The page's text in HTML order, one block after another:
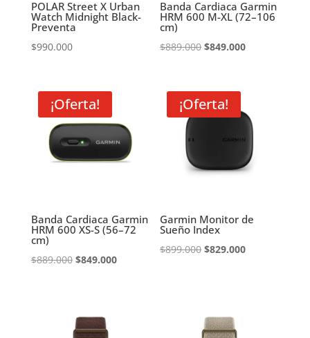
POLAR Street X Urban
Watch Midnight Black-
Preventa
$990.000
Banda Cardiaca Garmin
HRM 600 M-XL (72–106
cm)
$889.000 El
era:
$889.000.
$849.000El
$849.000.
¡Oferta!
Banda Cardiaca Garmin
HRM 600 XS-S (56–72
cm)
$889.000 El
$889.000.
$849.000El
¡Oferta!
Garmin Monitor de
Sueño Index
$899.000 El
$899.000.
$829.000El